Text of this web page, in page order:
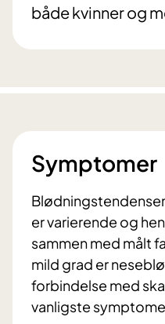
både kvinner og
Symptomer
er varierende og
sammen med målt
mild grad er
forbindelse med
vanligste